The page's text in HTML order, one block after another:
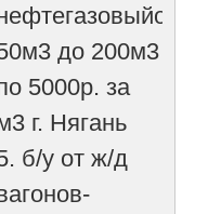
до 200м3
5000р. за
г. Нягань
б/у от ж/д